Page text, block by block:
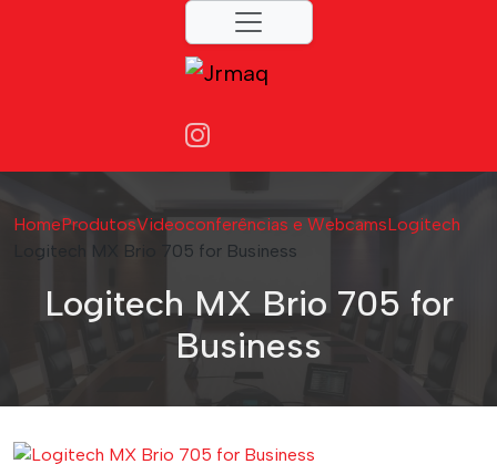
HomeProdutosVideoconferências e WebcamsLogitech
Logitech MX Brio 705 for Business
Logitech MX Brio 705 for
Business